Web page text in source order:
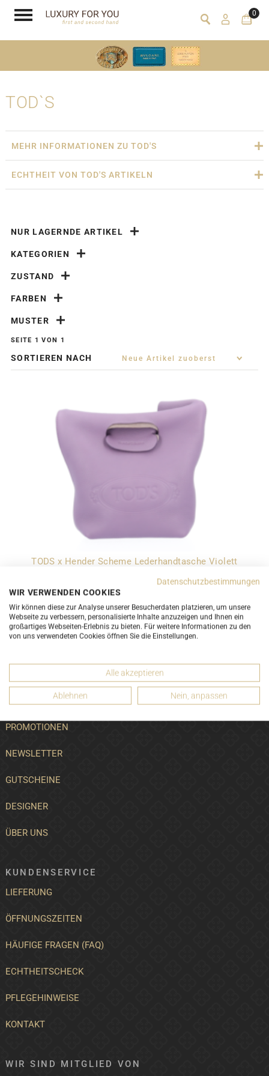
0
TOD`S
MEHR INFORMATIONEN ZU TOD'S
ECHTHEIT VON TOD'S ARTIKELN
NUR LAGERNDE ARTIKEL
KATEGORIEN
ZUSTAND
FARBEN
MUSTER
SEITE 1 VON 1
SORTIEREN NACH
TODS x Hender Scheme Lederhandtasche Violett
ab 190,00 CHF
LUXURY FOR YOU
AN- UND RÜCKKÄUFE
PROMOTIONEN
NEWSLETTER
GUTSCHEINE
DESIGNER
ÜBER UNS
KUNDENSERVICE
LIEFERUNG
ÖFFNUNGSZEITEN
HÄUFIGE FRAGEN (FAQ)
ECHTHEITSCHECK
PFLEGEHINWEISE
KONTAKT
WIR SIND MITGLIED VON
Datenschutzbestimmungen
WIR VERWENDEN COOKIES
Wir können diese zur Analyse unserer Besucherdaten platzieren, um unsere
Webseite zu verbessern, personalisierte Inhalte anzuzeigen und Ihnen ein
großartiges Webseiten-Erlebnis zu bieten. Für weitere Informationen zu den
von uns verwendeten Cookies öffnen Sie die Einstellungen.
Alle akzeptieren
Ablehnen Nein, anpassen